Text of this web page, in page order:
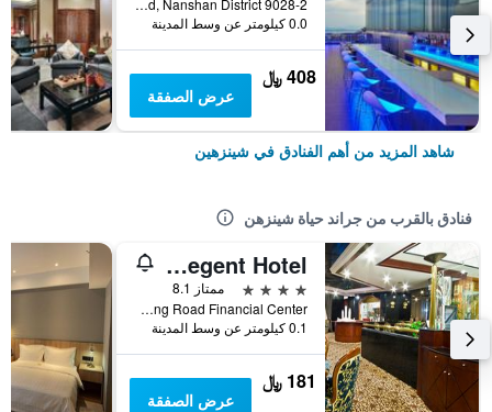
9028-2 Shennan Road, Nanshan District, شينزهين, الصين
0.0 كيلومتر عن وسط المدينة
408 ﷼
عرض الصفقة
شاهد المزيد من أهم الفنادق في شينزهين
فنادق بالقرب من جراند حياة شينزهن
Kingkey Oriental Regent Hotel
4 نجوم
ممتاز 8.1
Shennan Zhong Road Financial Center, شينزهين, الصين
0.1 كيلومتر عن وسط المدينة
181 ﷼
عرض الصفقة